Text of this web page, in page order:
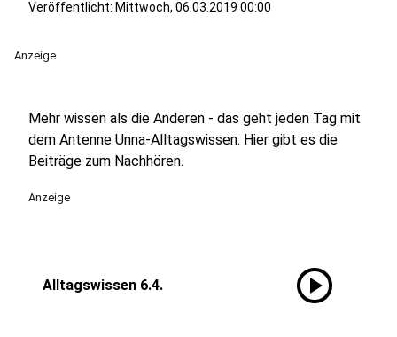
Veröffentlicht: Mittwoch, 06.03.2019 00:00
Anzeige
Mehr wissen als die Anderen - das geht jeden Tag mit
dem Antenne Unna-Alltagswissen. Hier gibt es die
Beiträge zum Nachhören.
Anzeige
Alltagswissen 6.4. play_circle